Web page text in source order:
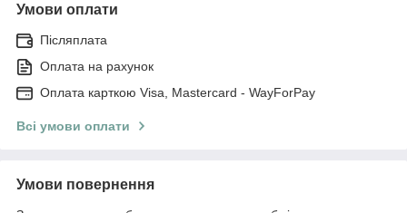
Умови оплати
Післяплата
Оплата на рахунок
Оплата карткою Visa, Mastercard - WayForPay
Всі умови оплати
Умови повернення